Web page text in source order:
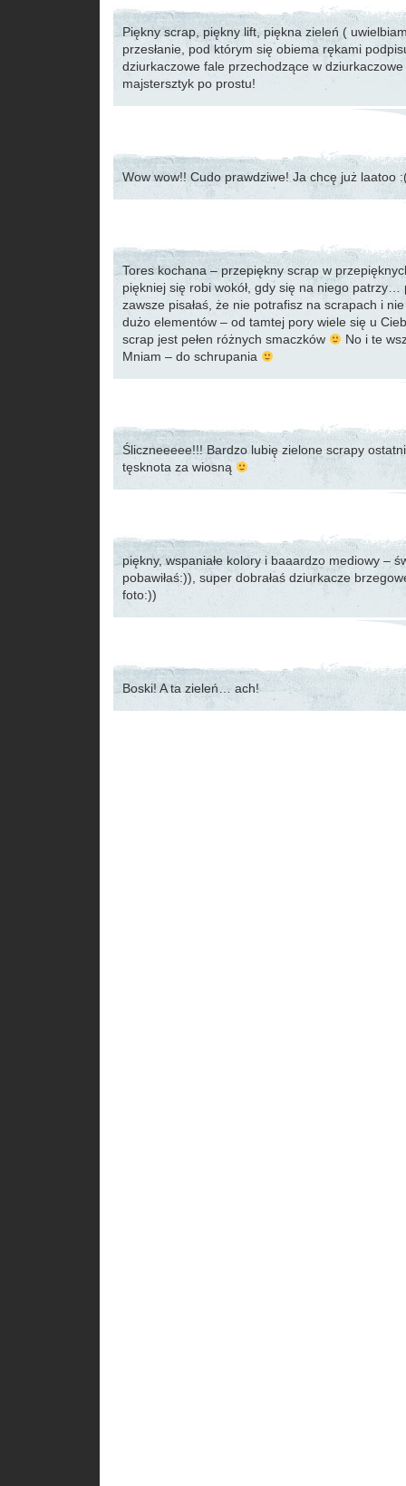
Piękny scrap, piękny lift, piękna zieleń (
przesłanie, pod którym się obiema rękami
dziurkaczowe fale przechodzące w
majstersztyk po prostu!
Wow wow!! Cudo prawdziwe! Ja chcę już laatoo
Tores kochana – przepiękny scrap w
piękniej się robi wokół, gdy się na niego patrzy…
zawsze pisałaś, że nie potrafisz na scrapach i
dużo elementów – od tamtej pory wiele się u
scrap jest pełen różnych smaczków
No i te
Mniam – do schrupania
Śliczneeeee!!! Bardzo lubię zielone scrapy
tęsknota za wiosną
piękny, wspaniałe kolory i baaardzo mediowy –
pobawiłaś:)), super dobrałaś dziurkacze
foto:))
Boski! A ta zieleń… ach!